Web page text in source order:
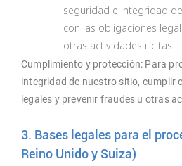
seguridad e integridad
con las obligaciones
otras actividades ilícitas.
Cumplimiento y protección: Para
integridad de nuestro sitio, cumplir
legales y prevenir fraudes u otras
3. Bases legales para el
Reino Unido y Suiza)